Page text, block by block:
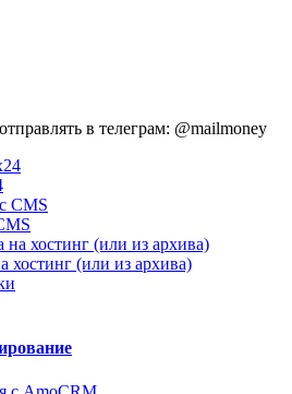
в телеграм: @mailmoney
хостинг (или из архива)